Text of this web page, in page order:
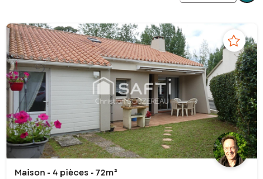
Maison - 4 pièces - 72m²